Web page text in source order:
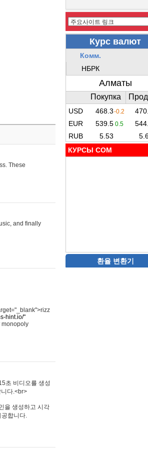
These
and finally
hint.io/"
monopoly
초 비디오를 생성
다.<br>
을 생성하고 시각
공합니다.
КУРСЫ COM
환율 변환기